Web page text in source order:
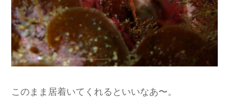
このまま居着いてくれるといいなあ〜。